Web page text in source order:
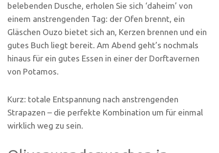
belebenden Dusche, erholen Sie sich ‘daheim’ von
einem anstrengenden Tag: der Ofen brennt, ein
Gläschen Ouzo bietet sich an, Kerzen brennen und ein
gutes Buch liegt bereit. Am Abend geht’s nochmals
hinaus für ein gutes Essen in einer der Dorftavernen
von Potamos.
Kurz: totale Entspannung nach anstrengenden
Strapazen – die perfekte Kombination um für einmal
wirklich weg zu sein.